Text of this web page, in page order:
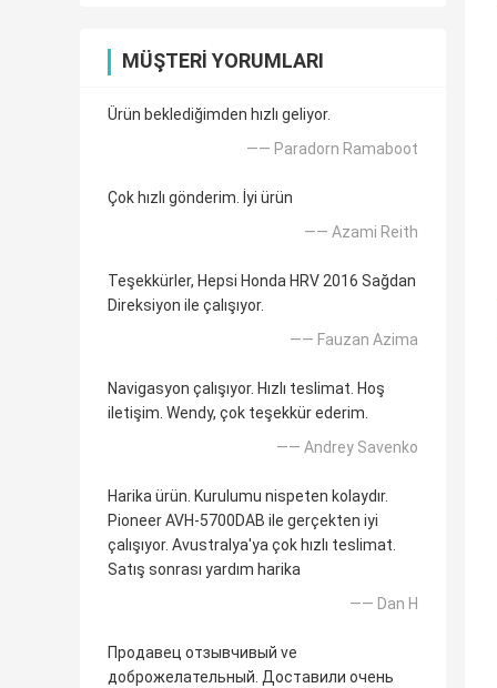
MÜŞTERI YORUMLARI
Ürün beklediğimden hızlı geliyor.
—— Paradorn Ramaboot
Çok hızlı gönderim. İyi ürün
—— Azami Reith
Teşekkürler, Hepsi Honda HRV 2016 Sağdan
Direksiyon ile çalışıyor.
—— Fauzan Azima
Navigasyon çalışıyor. Hızlı teslimat. Hoş
iletişim. Wendy, çok teşekkür ederim.
—— Andrey Savenko
Harika ürün. Kurulumu nispeten kolaydır.
Pioneer AVH-5700DAB ile gerçekten iyi
çalışıyor. Avustralya'ya çok hızlı teslimat.
Satış sonrası yardım harika
—— Dan H
Продавец отзывчивый ve
доброжелательный. Доставили очень